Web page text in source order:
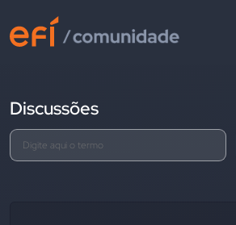
Discussões